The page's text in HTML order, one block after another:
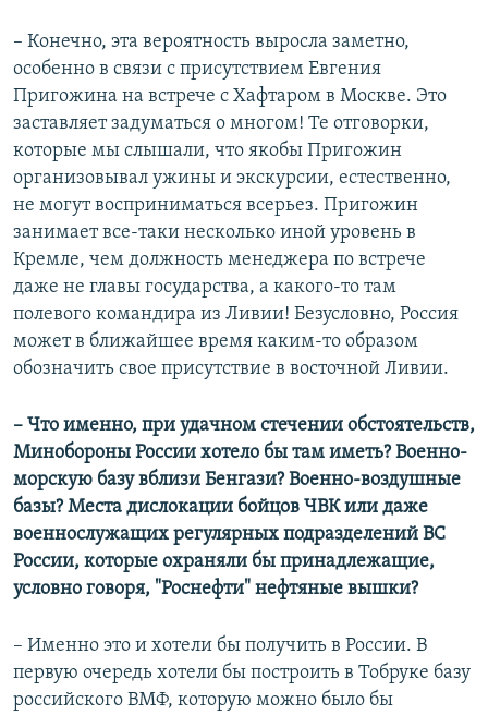
– Конечно, эта вероятность выросла заметно,
особенно в связи с присутствием Евгения
Пригожина на встрече с Хафтаром в Москве. Это
заставляет задуматься о многом! Те отговорки,
которые мы слышали, что якобы Пригожин
организовывал ужины и экскурсии, естественно,
не могут восприниматься всерьез. Пригожин
занимает все-таки несколько иной уровень в
Кремле, чем должность менеджера по встрече
даже не главы государства, а какого-то там
полевого командира из Ливии! Безусловно, Россия
может в ближайшее время каким-то образом
обозначить свое присутствие в восточной Ливии.
– Что именно, при удачном стечении обстоятельств,
Минобороны России хотело бы там иметь? Военно-
морскую базу вблизи Бенгази? Военно-воздушные
базы? Места дислокации бойцов ЧВК или даже
военнослужащих регулярных подразделений ВС
России, которые охраняли бы принадлежащие,
условно говоря, "Роснефти" нефтяные вышки?
– Именно это и хотели бы получить в России. В
первую очередь хотели бы построить в Тобруке базу
российского ВМФ, которую можно было бы